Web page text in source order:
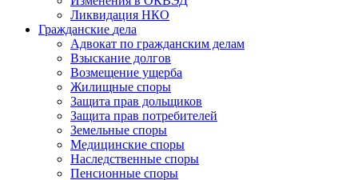
Ликвидация НКО
Гражданские дела
Адвокат по гражданским делам
Взыскание долгов
Возмещение ущерба
Жилищные споры
Защита прав дольщиков
Защита прав потребителей
Земельные споры
Медицинские споры
Наследственные споры
Пенсионные споры